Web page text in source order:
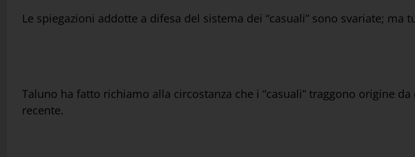
Le spiegazioni addotte a difesa del sistema dei “casuali” sono svariate;
Taluno ha fatto richiamo alla circostanza che i “casuali” traggono origine
recente.